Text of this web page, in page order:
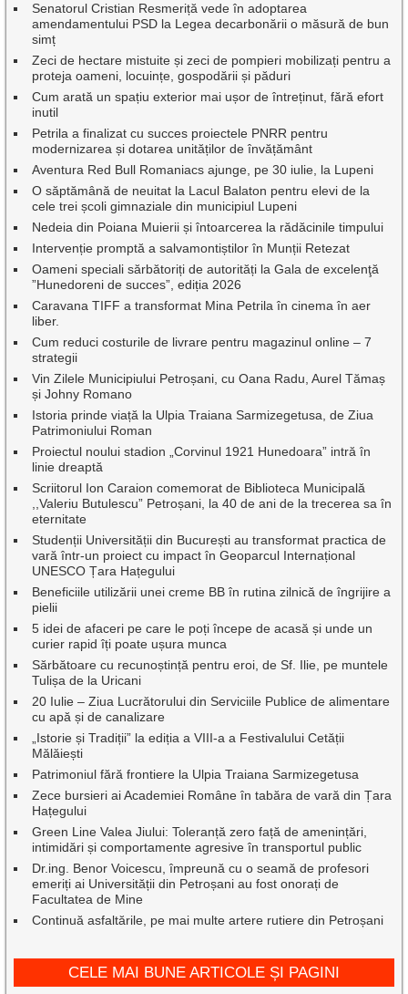
Senatorul Cristian Resmeriță vede în adoptarea
amendamentului PSD la Legea decarbonării o măsură de bun
simț
Zeci de hectare mistuite și zeci de pompieri mobilizați pentru a
proteja oameni, locuințe, gospodării și păduri
Cum arată un spațiu exterior mai ușor de întreținut, fără efort
inutil
Petrila a finalizat cu succes proiectele PNRR pentru
modernizarea și dotarea unităților de învățământ
Aventura Red Bull Romaniacs ajunge, pe 30 iulie, la Lupeni
O săptămână de neuitat la Lacul Balaton pentru elevi de la
cele trei școli gimnaziale din municipiul Lupeni
Nedeia din Poiana Muierii și întoarcerea la rădăcinile timpului
Intervenție promptă a salvamontiștilor în Munții Retezat
Oameni speciali sărbătoriți de autorități la Gala de excelenţă
”Hunedoreni de succes”, ediția 2026
Caravana TIFF a transformat Mina Petrila în cinema în aer
liber.
Cum reduci costurile de livrare pentru magazinul online – 7
strategii
Vin Zilele Municipiului Petroșani, cu Oana Radu, Aurel Tămaș
și Johny Romano
Istoria prinde viață la Ulpia Traiana Sarmizegetusa, de Ziua
Patrimoniului Roman
Proiectul noului stadion „Corvinul 1921 Hunedoara” intră în
linie dreaptă
Scriitorul Ion Caraion comemorat de Biblioteca Municipală
,,Valeriu Butulescu” Petroșani, la 40 de ani de la trecerea sa în
eternitate
Studenții Universității din București au transformat practica de
vară într-un proiect cu impact în Geoparcul Internațional
UNESCO Țara Hațegului
Beneficiile utilizării unei creme BB în rutina zilnică de îngrijire a
pielii
5 idei de afaceri pe care le poți începe de acasă și unde un
curier rapid îți poate ușura munca
Sărbătoare cu recunoștință pentru eroi, de Sf. Ilie, pe muntele
Tulișa de la Uricani
20 Iulie – Ziua Lucrătorului din Serviciile Publice de alimentare
cu apă și de canalizare
„Istorie și Tradiții” la ediția a VIII-a a Festivalului Cetății
Mălăiești
Patrimoniul fără frontiere la Ulpia Traiana Sarmizegetusa
Zece bursieri ai Academiei Române în tabăra de vară din Țara
Hațegului
Green Line Valea Jiului: Toleranță zero față de amenințări,
intimidări și comportamente agresive în transportul public
Dr.ing. Benor Voicescu, împreună cu o seamă de profesori
emeriți ai Universității din Petroșani au fost onorați de
Facultatea de Mine
Continuă asfaltările, pe mai multe artere rutiere din Petroșani
CELE MAI BUNE ARTICOLE ȘI PAGINI